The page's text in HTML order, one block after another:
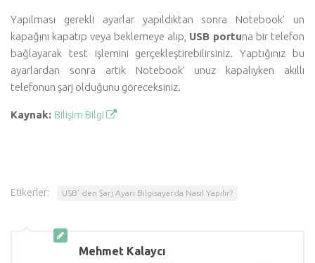
Yapılması gerekli ayarlar yapıldıktan sonra Notebook’ un
kapağını kapatıp veya beklemeye alıp, USB portuna bir telefon
bağlayarak test işlemini gerçekleştirebilirsiniz. Yaptığınız bu
ayarlardan sonra artık Notebook’ unuz kapalıyken akıllı
telefonun şarj olduğunu göreceksiniz.
Kaynak: Bilişim Bilgi
Etikerler: USB’ den Şarj Ayarı Bilgisayarda Nasıl Yapılır?
Mehmet Kalaycı